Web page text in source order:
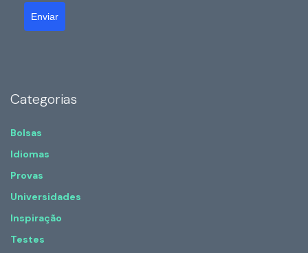
Enviar
Categorias
Bolsas
Idiomas
Provas
Universidades
Inspiração
Testes